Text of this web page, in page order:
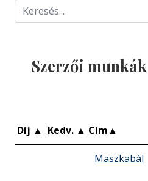
Szerzői
Díj ▲ Kedv. ▲ Cím▲
Maszkabál